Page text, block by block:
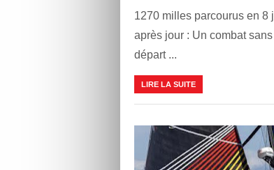
1270 milles parcourus en 8
après jour : Un combat
départ ...
LIRE LA SUITE